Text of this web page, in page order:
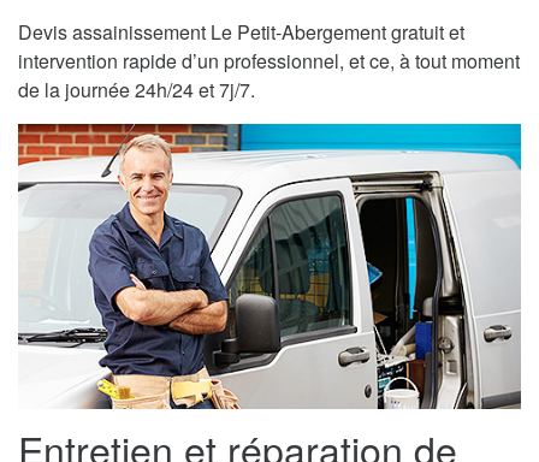
Devis assainissement Le Petit-Abergement gratuit et
intervention rapide d’un professionnel, et ce, à tout moment
de la journée 24h/24 et 7j/7.
Entretien et réparation de